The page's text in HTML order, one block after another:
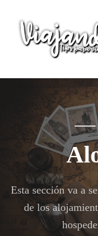
Todo lo que necesitas
Esta sección va a
de los